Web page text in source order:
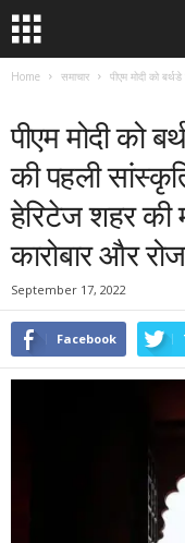
Home समाचार पीएम मोदी को
पीएम मोदी को
की पहली
हेरिटेज शहर की
कारोबार और
September 17, 2022
Facebook